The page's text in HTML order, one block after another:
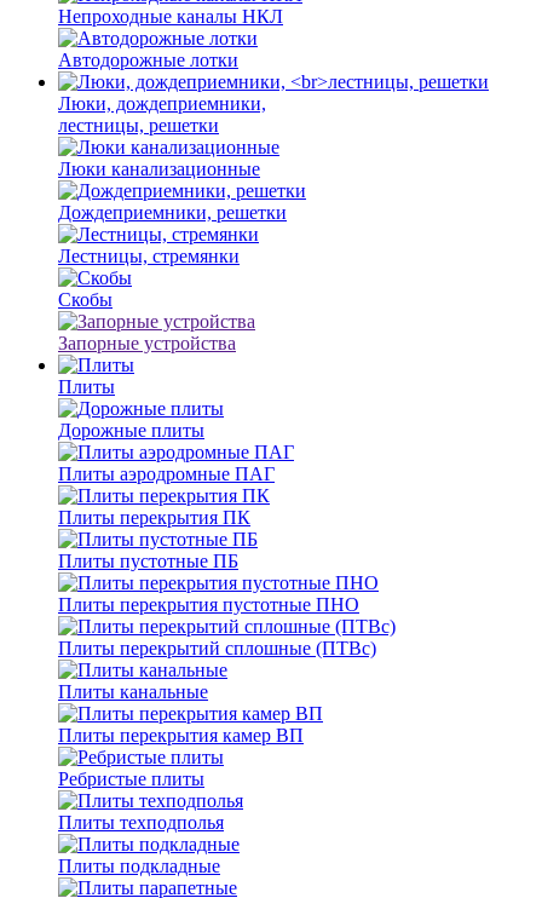
Непроходные каналы НКЛ
Автодорожные лотки
Люки, дождеприемники,
лестницы, решетки
Люки канализационные
Дождеприемники, решетки
Лестницы, стремянки
Скобы
Запорные устройства
Плиты
Дорожные плиты
Плиты аэродромные ПАГ
Плиты перекрытия ПК
Плиты пустотные ПБ
Плиты перекрытия пустотные ПНО
Плиты перекрытий сплошные (ПТВс)
Плиты канальные
Плиты перекрытия камер ВП
Ребристые плиты
Плиты техподполья
Плиты подкладные